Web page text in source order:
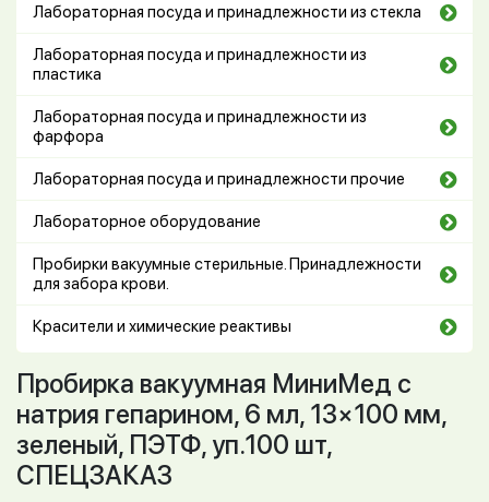
Лабораторная посуда и принадлежности из стекла
Лабораторная посуда и принадлежности из
пластика
Лабораторная посуда и принадлежности из
фарфора
Лабораторная посуда и принадлежности прочие
Лабораторное оборудование
Пробирки вакуумные стерильные. Принадлежности
для забора крови.
Красители и химические реактивы
Пробирка вакуумная МиниМед с
натрия гепарином, 6 мл, 13×100 мм,
зеленый, ПЭТФ, уп.100 шт,
СПЕЦЗАКАЗ